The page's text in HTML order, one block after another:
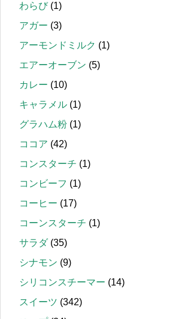
わらび(1)
アガー (3)
アーモンドミルク (1)
エアーオーブン (5)
カレー (10)
キャラメル (1)
グラハム粉 (1)
ココア (42)
コンスターチ (1)
コンビーフ (1)
コーヒー (17)
コーンスターチ (1)
サラダ(35)
シナモン (9)
シリコンスチーマー (14)
スイーツ (342)